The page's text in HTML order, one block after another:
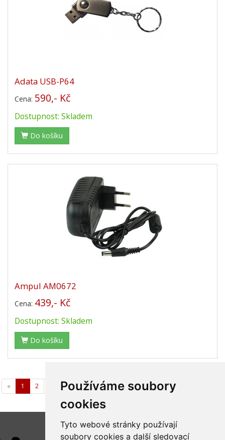
Používáme soubory
cookies
Tyto webové stránky používají
soubory cookies a další sledovací
Adata USB-P64
Cena: 590,- Kč
Dostupnost: Skladem
Do košíku
Ampul AM0672
Cena: 439,- Kč
Dostupnost: Skladem
Do košíku
« 1 2 4 5 6 7 8 9 10 11